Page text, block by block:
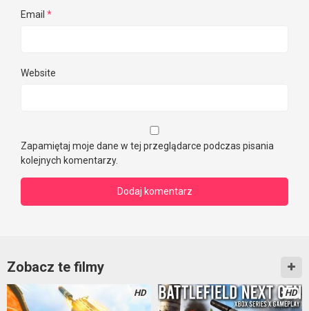
Email *
Website
Zapamiętaj moje dane w tej przeglądarce podczas pisania
kolejnych komentarzy.
Zobacz te filmy
HD HD